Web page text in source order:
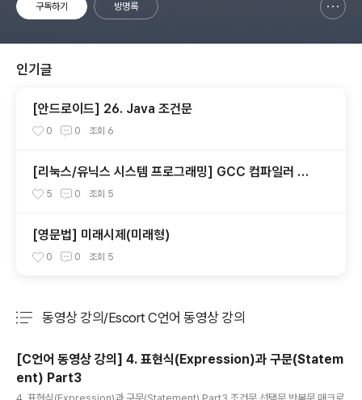
구독하기 방명록
인기글
[안드로이드] 26. Java 조건문
0 0 조회 6
[리눅스/유닉스 시스템 프로그래밍] GCC 컴파일러 사
용법
5 0 조회 5
[영문법] 미래시제(미래형)
0 0 조회 5
동영상 강의/Escort C언어 동영상 강의
[C언어 동영상 강의] 4. 표현식(Expression)과 구문(Statem
ent) Part3